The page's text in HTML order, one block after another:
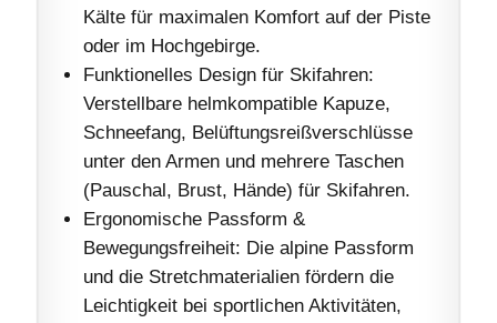
Kälte für maximalen Komfort auf der Piste
oder im Hochgebirge.
Funktionelles Design für Skifahren:
Verstellbare helmkompatible Kapuze,
Schneefang, Belüftungsreißverschlüsse
unter den Armen und mehrere Taschen
(Pauschal, Brust, Hände) für Skifahren.
Ergonomische Passform &
Bewegungsfreiheit: Die alpine Passform
und die Stretchmaterialien fördern die
Leichtigkeit bei sportlichen Aktivitäten,